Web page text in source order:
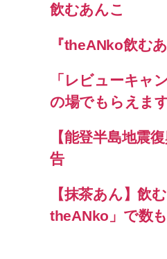
飲むあんこ
『theANko飲む
「レビューキャ
の場でもらえま
【能登半島地震
告
【抹茶あん】飲
theANko」で数